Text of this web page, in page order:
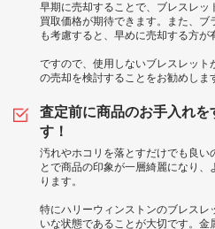
早期に売却することで、ブレスレ
買取価格が期待できます。また、
も考慮すると、早めに売却する方が
ですので、使用しないブレスレッ
の売却を検討することをお勧めしま
査定前に商品のお手入れを
す！
汚れやホコリを落とすだけでも良い
とで商品の印象が一層綺麗になり
ります。
特にハリーウィンストンのブレス
いな状態であることが大切です。